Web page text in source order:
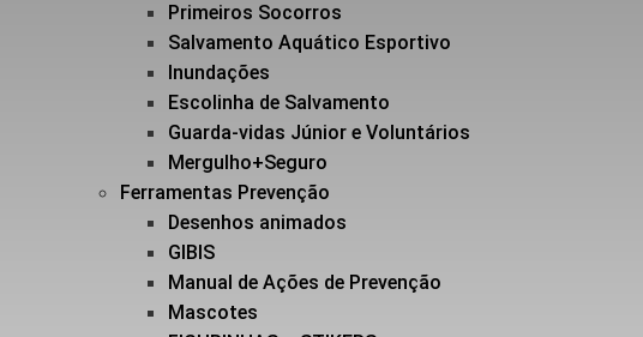
Primeiros Socorros
Salvamento Aquático Esportivo
Inundações
Escolinha de Salvamento
Guarda-vidas Júnior e Voluntários
Mergulho+Seguro
Ferramentas Prevenção
Desenhos animados
GIBIS
Manual de Ações de Prevenção
Mascotes